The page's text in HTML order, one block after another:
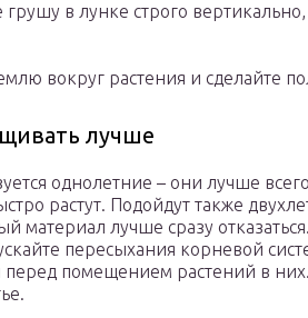
грушу в лунке строго
вокруг растения и сделайте
лучше
однолетние – они лучше
растут. Подойдут также
материал лучше сразу
пересыхания корневой
перед помещением растений в